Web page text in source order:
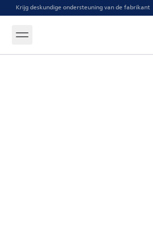
Krijg deskundige ondersteuning van de fabrikant